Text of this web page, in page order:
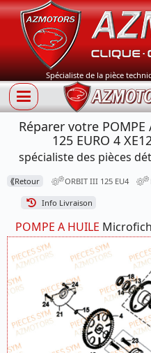
Spécialiste de la pièce
Réparer votre POMPE
125 EURO 4
spécialiste des pièces
⟪Retour ORBIT III 125 EU4
Info Livraison
POMPE A HUILE